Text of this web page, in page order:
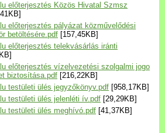
előterjesztés Közös Hivatal Szmsz
előterjesztés pályázat közművelődési
betöltésére.pdf [157,45KB]
előterjesztés telekvásárlás iránti
előterjesztés vízelvezetési szolgalmi jogo
biztosítása.pdf [216,22KB]
testületi ülés jegyzőkönyv.pdf [958,17KB]
testületi ülés jelenléti ív.pdf [29,29KB]
testületi ülés meghívó.pdf [41,37KB]